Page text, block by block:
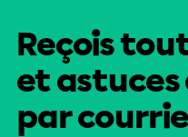
Reçois
et astuces
par